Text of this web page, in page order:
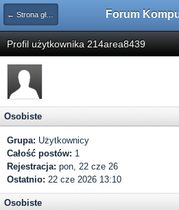
← Strona główna
Profil użytkownika 214area8439
Osobiste
Grupa: Użytkownicy
Całość postów: 1
Rejestracja: pon, 22 cze 26
Ostatnio: 22 cze 2026 13:10
Osobiste